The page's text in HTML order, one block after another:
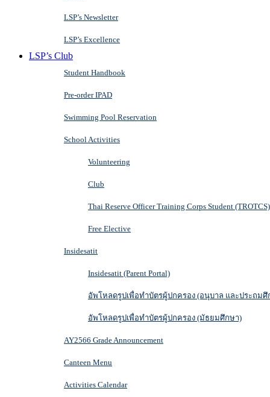
LSP’s Newsletter
LSP’s Excellence
LSP’s Club
Student Handbook
Pre-order IPAD
Swimming Pool Reservation
School Activities
Volunteering
Club
Thai Reserve Officer Training Corps Student (TROTCS)
Free Elective
Insidesatit
Insidesatit (Parent Portal)
อัพโหลดรูปเพื่อทำบัตรผู้ปกครอง (อนุบาล และประถมศึ
อัพโหลดรูปเพื่อทำบัตรผู้ปกครอง (มัธยมศึกษา)
AY2566 Grade Announcement
Canteen Menu
Activities Calendar